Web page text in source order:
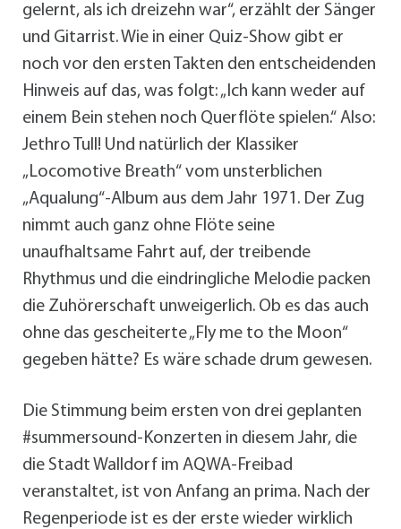
gelernt, als ich dreizehn war“, erzählt der Sänger
und Gitarrist. Wie in einer Quiz-Show gibt er
noch vor den ersten Takten den entscheidenden
Hinweis auf das, was folgt: „Ich kann weder auf
einem Bein stehen noch Querflöte spielen.“ Also:
Jethro Tull! Und natürlich der Klassiker
„Locomotive Breath“ vom unsterblichen
„Aqualung“-Album aus dem Jahr 1971. Der Zug
nimmt auch ganz ohne Flöte seine
unaufhaltsame Fahrt auf, der treibende
Rhythmus und die eindringliche Melodie packen
die Zuhörerschaft unweigerlich. Ob es das auch
ohne das gescheiterte „Fly me to the Moon“
gegeben hätte? Es wäre schade drum gewesen.
Die Stimmung beim ersten von drei geplanten
#summersound-Konzerten in diesem Jahr, die
die Stadt Walldorf im AQWA-Freibad
veranstaltet, ist von Anfang an prima. Nach der
Regenperiode ist es der erste wieder wirklich